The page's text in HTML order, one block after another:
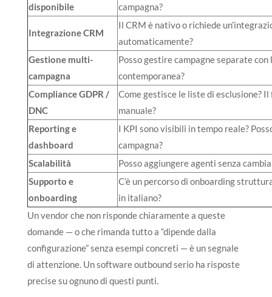
disponibile
campagna?
Integrazione CRM
Il CRM è nativo o richiede
automaticamente?
Gestione multi-
campagna
Posso gestire campagne separate
contemporanea?
Compliance GDPR /
DNC
Come gestisce le liste di esclusione?
manuale?
Reporting e
dashboard
I KPI sono visibili in tempo reale?
campagna?
Scalabilità
Posso aggiungere agenti senza
Supporto e
onboarding
C’è un percorso di onboarding
in italiano?
Un vendor che non risponde chiaramente a queste
domande — o che rimanda tutto a “dipende dalla
configurazione” senza esempi concreti — è un segnale
di attenzione. Un software outbound serio ha risposte
precise su ognuno di questi punti.